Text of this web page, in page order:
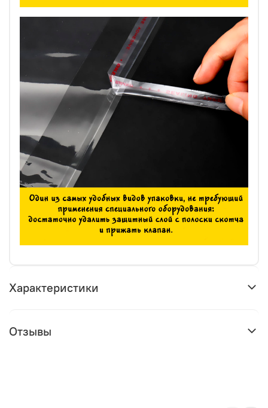
Характеристики
Отзывы